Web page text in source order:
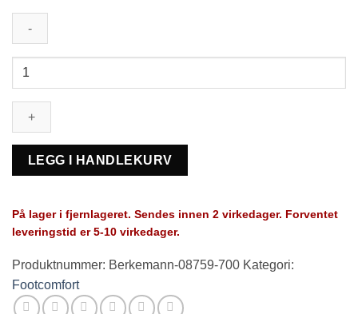
Berkodur
antall
LEGG I HANDLEKURV
På lager i fjernlageret. Sendes innen 2 virkedager. Forventet
leveringstid er 5-10 virkedager.
Produktnummer: Berkemann-08759-700 Kategori:
Footcomfort